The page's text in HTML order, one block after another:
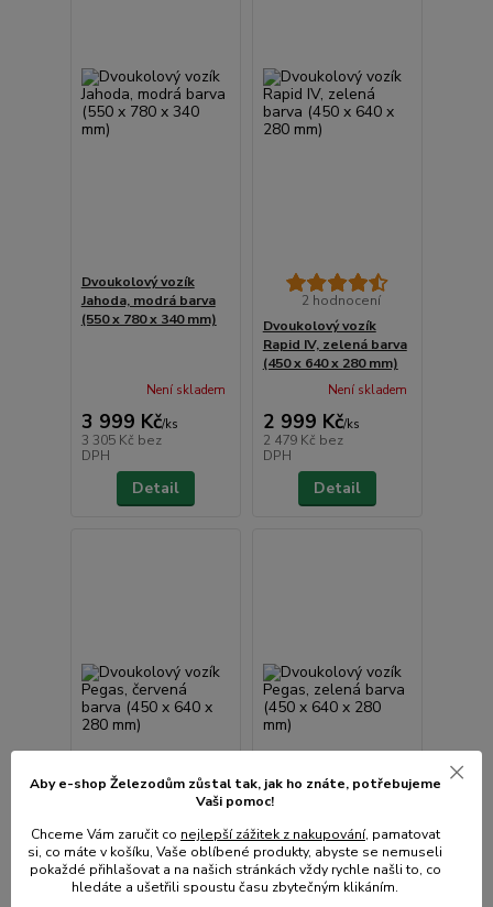
Dvoukolový vozík
Jahoda, modrá barva
(550 x 780 x 340 mm)
3 999 Kč/ks
3 305 Kč bez
DPH
Není skladem
Detail
2 hodnocení
Dvoukolový vozík
Rapid IV, zelená barva
(450 x 640 x 280 mm)
2 999 Kč/ks
2 479 Kč bez
DPH
Není skladem
Detail
1 hodnocení
9 hodnocení
Aby e-shop Železodům zůstal tak, jak ho znáte, potřebujeme
Vaši pomoc!
Chceme Vám zaručit co nejlepší zážitek z nakupování, pamatovat
si, co máte v košíku, Vaše oblíbené produkty, abyste se nemuseli
pokaždé přihlašovat a na našich stránkách vždy rychle našli to, co
hledáte a ušetřili spoustu času zbytečným klikáním.